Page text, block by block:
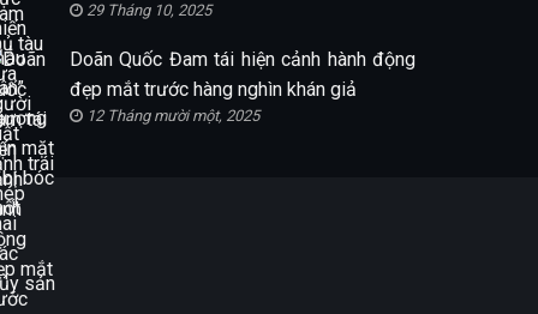
29 Tháng 10, 2025
Doãn Quốc Đam tái hiện cảnh hành động
đẹp mắt trước hàng nghìn khán giả
12 Tháng mười một, 2025